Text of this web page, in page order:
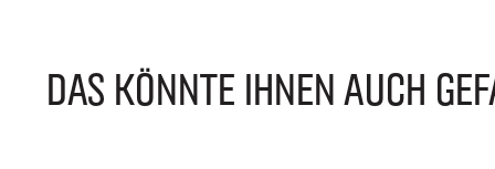
DAS KÖNNTE IHNEN AUCH